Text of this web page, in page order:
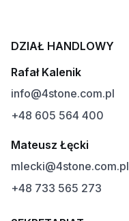
DZIAŁ HANDLOWY
Rafał Kalenik
info@4stone.com.pl
+48 605 564 400
Mateusz Łęcki
mlecki@4stone.com.pl
+48 733 565 273